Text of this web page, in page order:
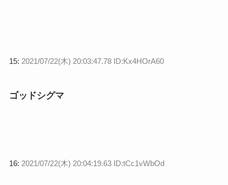
15: 2021/07/22(木) 20:03:47.78 ID:Kx4HOrA60
ゴッドシグマ
16: 2021/07/22(木) 20:04:19.63 ID:tCc1vWbOd